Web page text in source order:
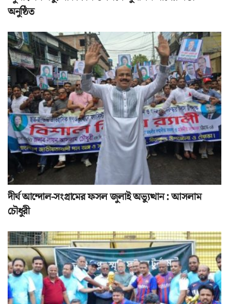
অনুষ্ঠিত
দীর্ঘ আন্দোল-সংগ্রামের ফসল জুলাই অভ্যুত্থান : আসলাম
চৌধুরী